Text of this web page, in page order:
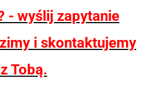
- wyślij zapytanie
i skontaktujemy
Tobą.